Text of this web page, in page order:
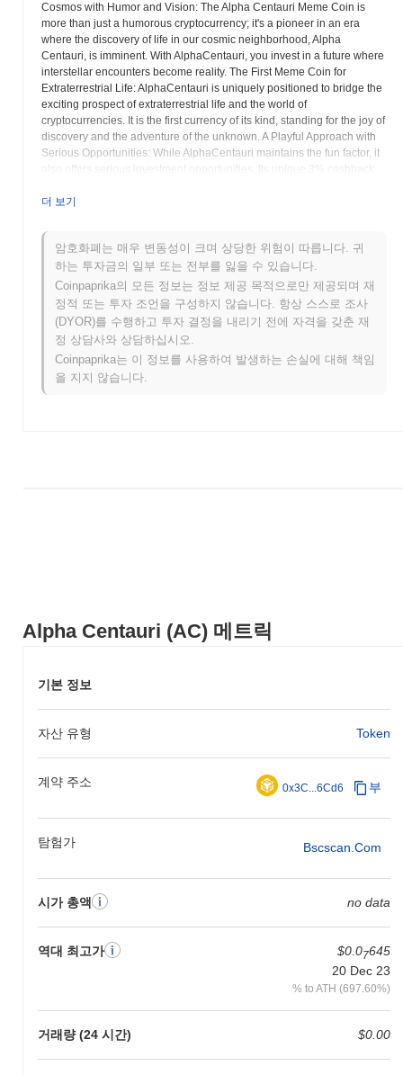
Alpha Centauri (AC) 메트릭
기본 정보
자산 유형 Token
계약 주소 0x3C...6Cd6 부
탐험가 Bscscan.com
시가 총액 no data
역대 최고가 $0.07645
20 Dec 23
% to ATH (697.60%)
거래량 (24 시간) $0.00
Cosmos with Humor and Vision: The Alpha Centauri Meme Coin is
more than just a humorous cryptocurrency; it's a pioneer in an era
where the discovery of life in our cosmic neighborhood, Alpha
Centauri, is imminent. With AlphaCentauri, you invest in a future where
interstellar encounters become reality. The First Meme Coin for
Extraterrestrial Life: AlphaCentauri is uniquely positioned to bridge the
exciting prospect of extraterrestrial life and the world of
cryptocurrencies. It is the first currency of its kind, standing for the joy of
discovery and the adventure of the unknown. A Playful Approach with
Serious Opportunities: While AlphaCentauri maintains the fun factor, it
also offers serious investment opportunities. Its unique 3% cashback
appreciation, especially with future interstellar developments in mind. A
you become part of a community that appreciates both the power of
humor and the infinite possibilities of the universe. Your investment
connects you with like-minded individuals who believe in the future of
interstellar discoveries. Security and Innovation: AlphaCentauri
combines the security of blockchain technology with innovative ideas.
This ensures not only the protection of your investment but also its
alignment with forward-thinking developments in space exploration. An
Important Note: As a meme coin, AlphaCentauri is subject to the usual
volatility of cryptocurrencies. Nonetheless, it offers a unique
opportunity to be part of a larger, future-oriented concept. Join the
Mission: Enter the next chapter of space exploration with the Alpha
Alpha Centauri의 현재 일일 거래량은 얼마인가요?
Alpha Centauri의 가격 범위 기록은 무엇인가요?
역대 최고가(ATH):$0.0 645
역대 최저가(ATL):
.
Alpha Centauri는 더 넓은 암호화폐 시장과 비교하여
어떤 성과를 내고 있나요?
멘텀과 비교하여 AC의 가격 움직임에서 강력한 성과를 나타냅니
더 보기
암호화폐는 매우 변동성이 크며 상당한 위험이 따릅니다. 귀
하는 투자금의 일부 또는 전부를 잃을 수 있습니다.
Coinpaprika의 모든 정보는 정보 제공 목적으로만 제공되며 재
정적 또는 투자 조언을 구성하지 않습니다. 항상 스스로 조사
(DYOR)를 수행하고 투자 결정을 내리기 전에 자격을 갖춘 재
정 상담사와 상담하십시오.
Coinpaprika는 이 정보를 사용하여 발생하는 손실에 대해 책임
을 지지 않습니다.